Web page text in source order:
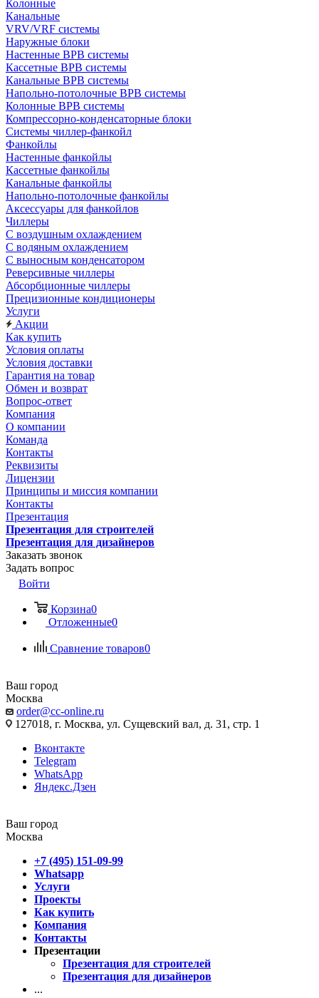
Колонные
Канальные
VRV/VRF системы
Наружные блоки
Настенные ВРВ системы
Кассетные ВРВ системы
Канальные ВРВ системы
Напольно-потолочные ВРВ системы
Колонные ВРВ системы
Компрессорно-конденсаторные блоки
Системы чиллер-фанкойл
Фанкойлы
Настенные фанкойлы
Кассетные фанкойлы
Канальные фанкойлы
Напольно-потолочные фанкойлы
Аксессуары для фанкойлов
Чиллеры
С воздушным охлаждением
С водяным охлаждением
С выносным конденсатором
Реверсивные чиллеры
Абсорбционные чиллеры
Прецизионные кондиционеры
Услуги
Акции
Как купить
Условия оплаты
Условия доставки
Гарантия на товар
Обмен и возврат
Вопрос-ответ
Компания
О компании
Команда
Контакты
Реквизиты
Лицензии
Принципы и миссия компании
Контакты
Презентация
Презентация для строителей
Презентация для дизайнеров
Заказать звонок
Задать вопрос
Войти
Корзина0
Отложенные0
Сравнение товаров0
Ваш город
Москва
order@cc-online.ru
127018, г. Москва, ул. Сущевский вал, д. 31, стр. 1
Вконтакте
Telegram
WhatsApp
Яндекс.Дзен
Ваш город
Москва
+7 (495) 151-09-99
Whatsapp
Услуги
Проекты
Как купить
Компания
Контакты
Презентации
Презентация для строителей
Презентация для дизайнеров
...